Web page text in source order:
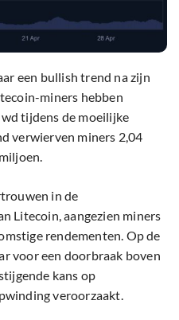
een bullish trend na zijn
miners hebben
tijdens de moeilijke
verwierven miners 2,04
in de
Litecoin, aangezien miners
rendementen. Op de
voor een doorbraak boven
kans op
veroorzaakt.